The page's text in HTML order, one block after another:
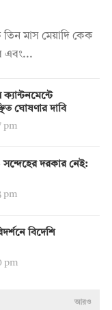
তিন মাস মেয়াদি কেক
এবং...
ঘোষণার দাবি
pm
সন্দেহের দরকার নেই:
pm
বিদেশি
pm
আরও